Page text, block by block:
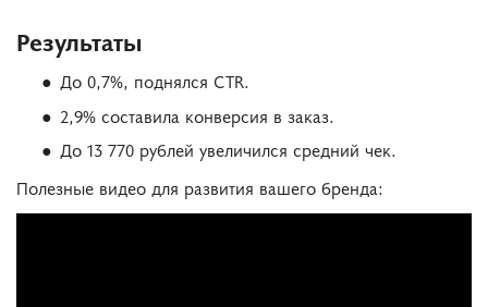
Результаты
До 0,7%, поднялся CTR.
2,9% составила конверсия в заказ.
До 13 770 рублей увеличился средний чек.
Полезные видео для развития вашего бренда: